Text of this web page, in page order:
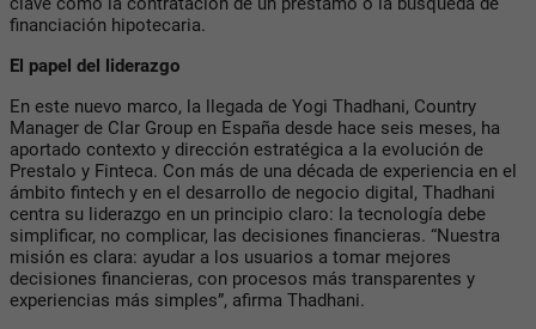
financiación hipotecaria.
El papel del liderazgo
En este nuevo marco, la llegada de Yogi Thadhani, Country
Manager de Clar Group en España desde hace seis meses, ha
aportado contexto y dirección estratégica a la evolución de
Prestalo y Finteca. Con más de una década de experiencia en el
ámbito fintech y en el desarrollo de negocio digital, Thadhani
centra su liderazgo en un principio claro: la tecnología debe
simplificar, no complicar, las decisiones financieras. “Nuestra
misión es clara: ayudar a los usuarios a tomar mejores
decisiones financieras, con procesos más transparentes y
experiencias más simples”, afirma Thadhani.